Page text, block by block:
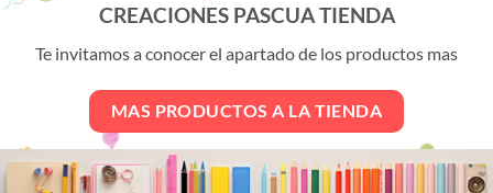
Las
se
pueden
elegir
en
página
CREACIONES PASCUA TIENDA
Te invitamos a conocer el apartado de los productos mas
MAS PRODUCTOS A LA TIENDA